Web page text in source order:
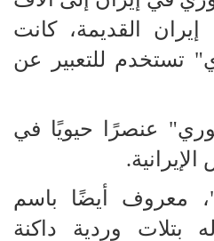
القديمة، كانت
تستخدم للتعبير عن
عنصرًا حيويًا في
معروف أيضًا باسم
بتلات وردية داكنة